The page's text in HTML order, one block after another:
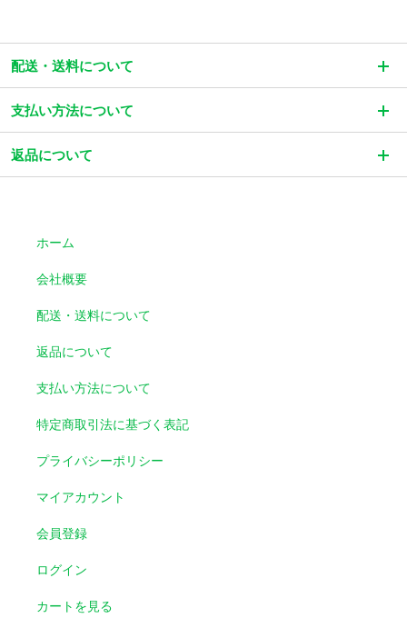
ショッピングガイド
配送・送料について
支払い方法について
返品について
ホーム
会社概要
配送・送料について
返品について
支払い方法について
特定商取引法に基づく表記
プライバシーポリシー
マイアカウント
会員登録
ログイン
カートを見る